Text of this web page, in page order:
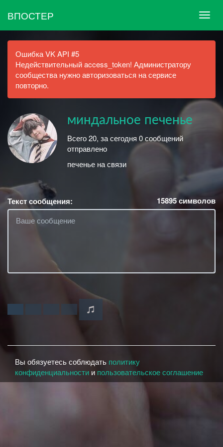
ВПОСТЕР
Ошибка VK API #5
Недействительный access_token! Администратору
сообщества нужно авторизоваться на сервисе
повторно.
миндальное печенье
Всего 20, за сегодня 0 сообщений
отправлено
печенье на связи
Текст сообщения: 15895символов
Вы обязуетесь соблюдать политику
конфиденциальности и пользовательское соглашение